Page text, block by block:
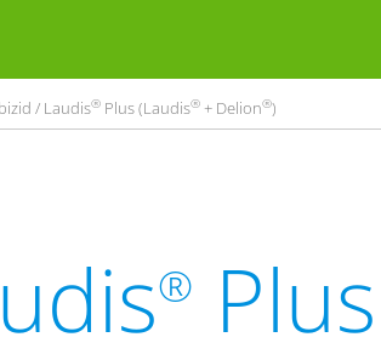
/ Laudis® Plus (Laudis® + Delion®)
®